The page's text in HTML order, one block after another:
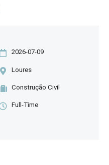
2026-07-09
Loures
Construção Civil
Full-Time